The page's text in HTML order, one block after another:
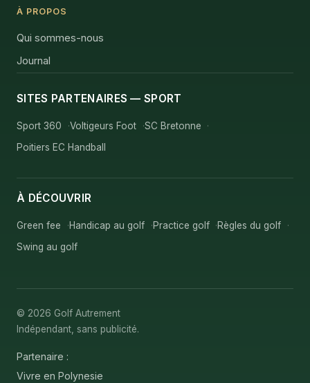
À PROPOS
Qui sommes-nous
Journal
SITES PARTENAIRES — SPORT
Sport 360 Voltigeurs Foot
SC Bretonne
Poitiers EC Handball
À DÉCOUVRIR
Green fee Handicap au golf Practice golf
Règles du golf
Swing au golf
© 2026 Golf Autrement
Indépendant, sans publicité.
Partenaire :
Vivre en Polynesie